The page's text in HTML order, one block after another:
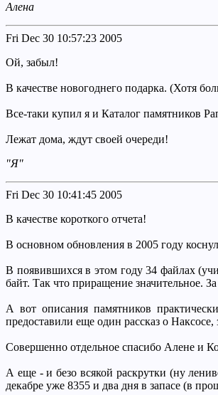
Алена
Fri Dec 30 10:57:23 2005
Ой, забыл!
В качестве новогоднего подарка. (Хотя
Все-таки купил я и Каталог памятников
Лежат дома, ждут своей очереди!
"Я"
Fri Dec 30 10:41:45 2005
В качестве короткого отчета!
В основном обновления в 2005 году
В появившихся в этом году 34 файлах
байт. Так что приращение значительное.
А вот описания памятников
предоставили еще один рассказ о
Совершенно отдельное спасибо Алене и
А еще - и безо всякой раскрутки (ну
декабре уже 8355 и два дня в запасе (в